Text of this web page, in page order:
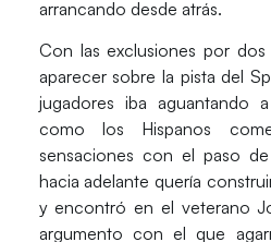
arrancando desde atrás.
Con las exclusiones por
aparecer sobre la pista del
jugadores iba aguantando
como los Hispanos
sensaciones con el paso
hacia adelante quería
y encontró en el veterano
argumento con el que